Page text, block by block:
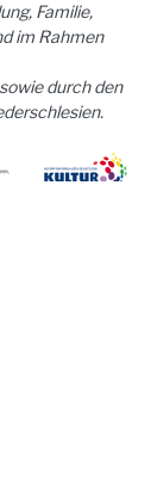
Familie,
im Rahmen
durch den